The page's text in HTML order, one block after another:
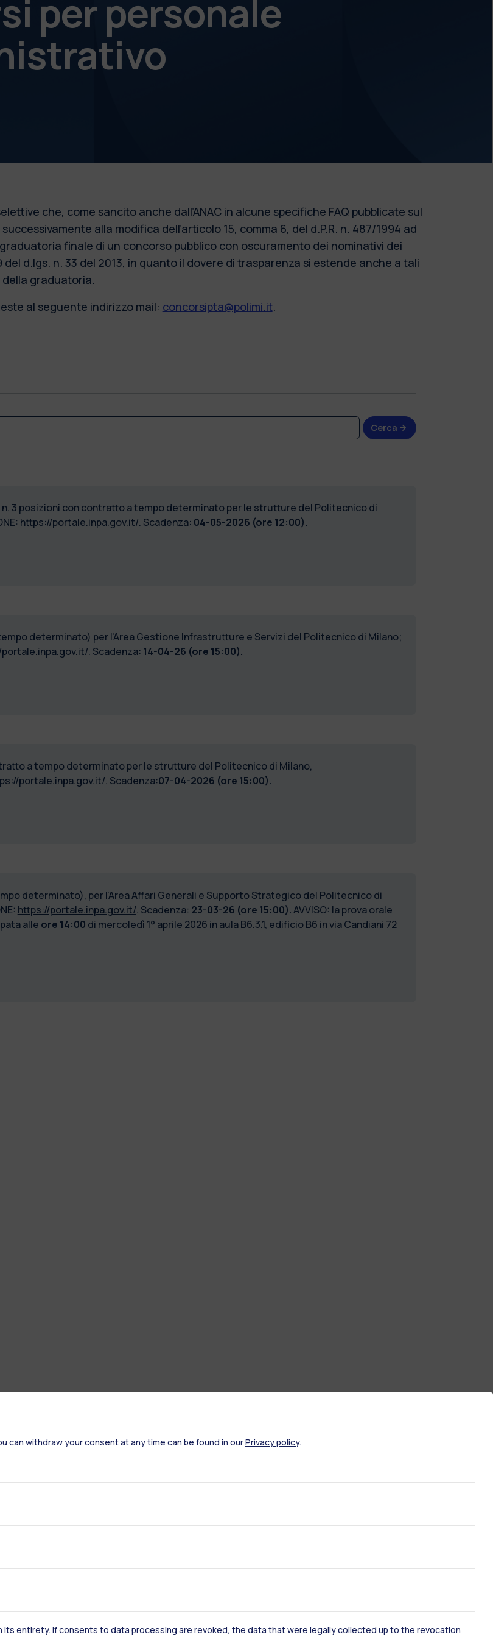
per personale
che, come sancito anche dall’ANAC in alcune specifiche FAQ pubblicate sul
alla modifica dell’articolo 15, comma 6, del d.P.R. n. 487/1994 ad
finale di un concorso pubblico con oscuramento dei nominativi dei
d.lgs. n. 33 del 2013, in quanto il dovere di trasparenza si estende anche a tali
graduatoria.
al seguente indirizzo mail: concorsipta@polimi.it.
Cerca
n. 3 posizioni con contratto a tempo determinato per le strutture del Politecnico di
https://portale.inpa.gov.it/. Scadenza: 04-05-2026 (ore 12:00).
determinato) per l'Area Gestione Infrastrutture e Servizi del Politecnico di Milano;
. Scadenza: 14-04-26 (ore 15:00).
a tempo determinato per le strutture del Politecnico di Milano,
portale.inpa.gov.it/. Scadenza:07-04-2026 (ore 15:00).
determinato), per l'Area Affari Generali e Supporto Strategico del Politecnico di
https://portale.inpa.gov.it/. Scadenza: 23-03-26 (ore 15:00).AVVISO: la prova orale
alle ore 14:00 di mercoledì 1° aprile 2026 in aula B6.3.1, edificio B6 in via Candiani 72
Webeep Sport Pok
can withdraw your consent at any time can be found in ourPrivacy policy.
its entirety. If consents to data processing are revoked, the data that were legally collected up to the revocation